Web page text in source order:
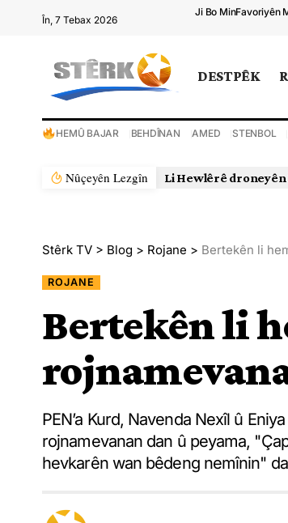
În, 7 Tebax 2026
Ji Bo MinFavoriyên
DESTPÊK
HEMÛ BAJAR BEHDÎNAN AMED STENBOL
Nûçeyên Lezgîn Li Hewlêrê
Stêrk TV > Blog > Rojane > Bertekên li
ROJANE
Bertekên li
PEN’a Kurd, Navenda Nexîl û
rojnamevanan dan û peyama,
hevkarên wan bêdeng nemînin"